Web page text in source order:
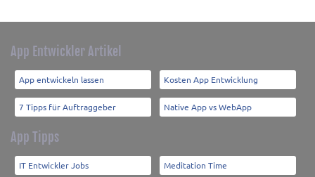
App Entwickler Artikel
App entwickeln lassen Kosten App Entwicklung
7 Tipps für Auftraggeber Native App vs WebApp
App Tipps
IT Entwickler Jobs Meditation Time